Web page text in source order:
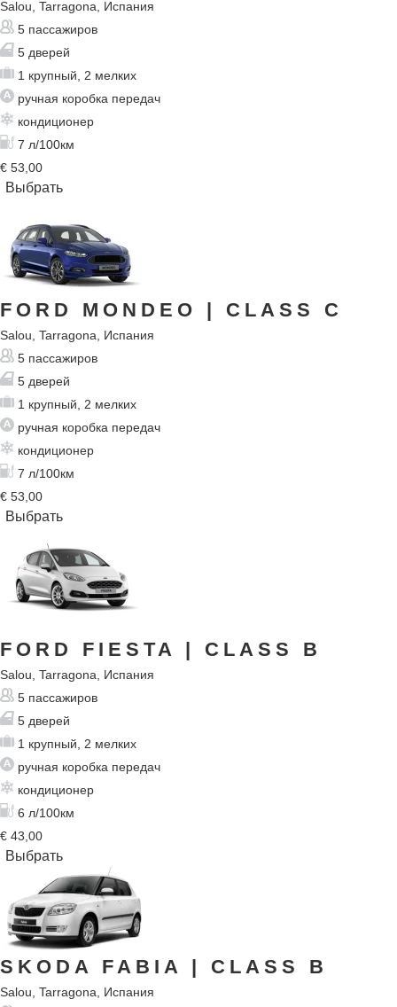
Salou, Tarragona, Испания
5 пассажиров
5 дверей
1 крупный, 2 мелких
ручная коробка передач
кондиционер
7 л/100км
€ 53,00
FORD MONDEO | CLASS C
Salou, Tarragona, Испания
5 пассажиров
5 дверей
1 крупный, 2 мелких
ручная коробка передач
кондиционер
7 л/100км
€ 53,00
FORD FIESTA | CLASS B
Salou, Tarragona, Испания
5 пассажиров
5 дверей
1 крупный, 2 мелких
ручная коробка передач
кондиционер
6 л/100км
€ 43,00
SKODA FABIA | CLASS B
Salou, Tarragona, Испания